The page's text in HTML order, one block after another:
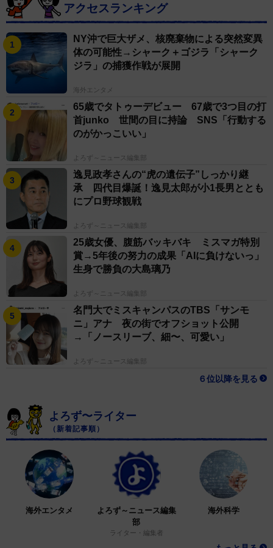
アクセスランキング
NY沖で巨大ザメ、核廃棄物による突然変異
体の可能性→シャーク＋ゴジラ「シャーク
ジラ」の捕獲作戦が展開
海外エンタメ
65歳でタトゥーデビュー 67歳で3つ目の打
首junko 世間の目に持論 SNS「行動する
のがかっこいい」
よろず～ニュース編集部
逸見政孝さんの“虎の遺伝子”しっかり継
承 四代目爆誕！逸見太郎が小1長男ととも
にプロ野球観戦
よろず～ニュース編集部
25歳女優、腹筋バッキバキ ミスマガ特別
賞→5年後の努力の成果「AIに負けないっ」
生身で勝負の大島璃乃
よろず～ニュース編集部
名門大でミスキャンパスのTBS「サンモ
ニ」アナ 夜の街でオフショット公開
→「ノースリーブ、細〜、可愛い」
よろず～ニュース編集部
６位以降を見る
よろず〜ライター
（新着記事順）
海外エンタメ
よろず～ニュース編集
部
ライター・編集者
海外科学